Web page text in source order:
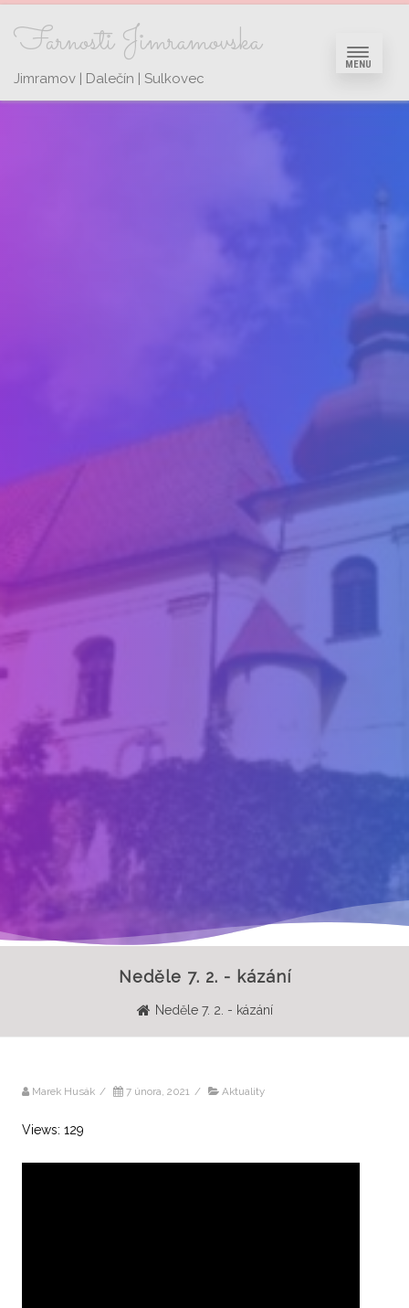
Farnosti Jimramovska
Jimramov | Dalečín | Sulkovec
MENU
Neděle 7. 2. - kázání
Neděle 7. 2. - kázání
Marek Husák / 7 února, 2021 / Aktuality
Views: 129